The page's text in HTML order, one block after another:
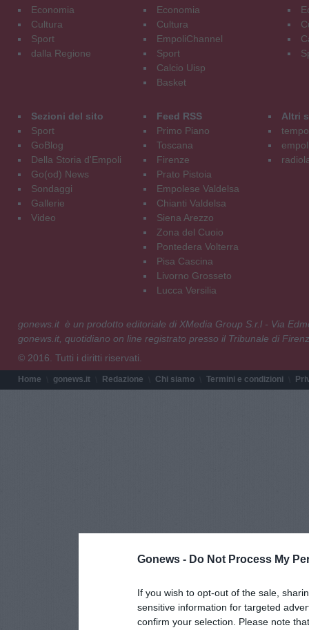
Gonews - Do Not Process My
If you wish to opt-out of the sale,
sensitive information for targeted
confirm your selection. Please note
Economia
Cultura
Sport
dalla Regione
Economia
Cultura
EmpoliChannel
Sport
Calcio Uisp
Basket
Sezioni del sito
Sport
GoBlog
Della Storia d'Empoli
Go(od) News
Sondaggi
Gallerie
Video
Feed RSS
Primo Piano
Toscana
Firenze
Prato Pistoia
Empolese Valdelsa
Chianti Valdelsa
Siena Arezzo
Zona del Cuoio
Pontedera Volterra
Pisa Cascina
Livorno Grosseto
Lucca Versilia
Altri
gonews.it è un prodotto editoriale di XMedia Group S.r.l - Via
gonews.it, quotidiano on line registrato presso il Tribunale di
© 2016. Tutti i diritti riservati.
Home gonews.it Redazione Chi siamo Termini e condizioni